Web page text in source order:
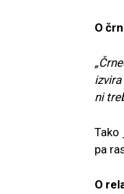
O
ni
Tako
pa
O